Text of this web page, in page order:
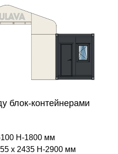
блок-контейнерами
Н-1800 мм
х 2435 Н-2900 мм